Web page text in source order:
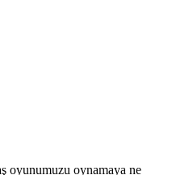
oyunumuzu oynamaya ne